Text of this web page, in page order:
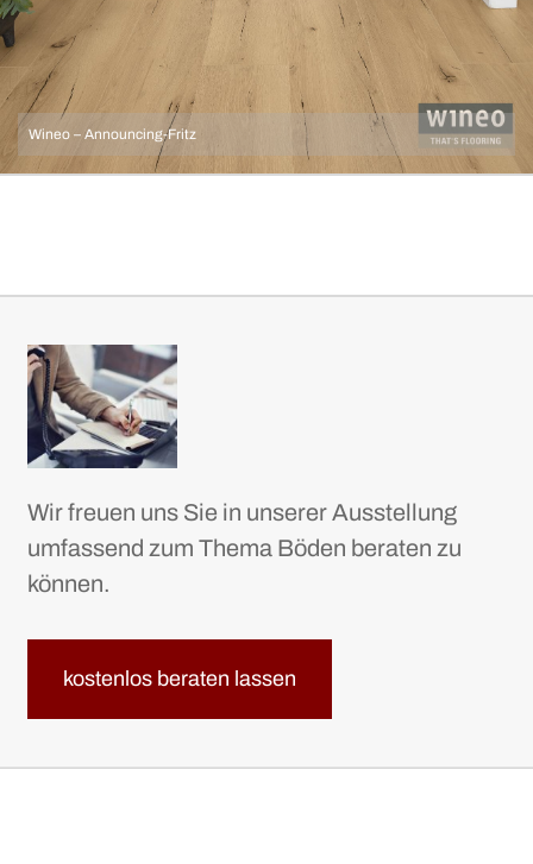
Wineo – Announcing-Fritz
Wir freuen uns Sie in unserer Ausstellung
umfassend zum Thema Böden beraten zu
können.
kostenlos beraten lassen